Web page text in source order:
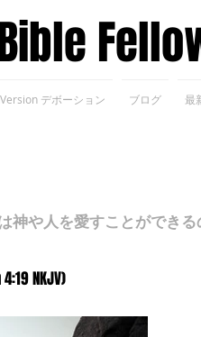
デボーション ブログ 最
や人を愛すことができる
NKJV)